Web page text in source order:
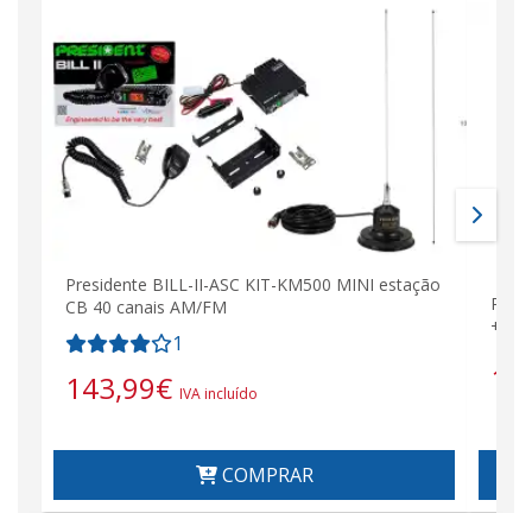
Presidente BILL-II-ASC KIT-KM500 MINI estação
CB 40 canais AM/FM
1
143,99€ IVA incluído
COMPRAR
+